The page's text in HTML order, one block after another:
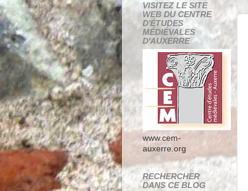
VISITEZ LE SITE
WEB DU CENTRE
D'ÉTUDES
MÉDIÉVALES
D'AUXERRE
www.cem-
auxerre.org
RECHERCHER
DANS CE BLOG